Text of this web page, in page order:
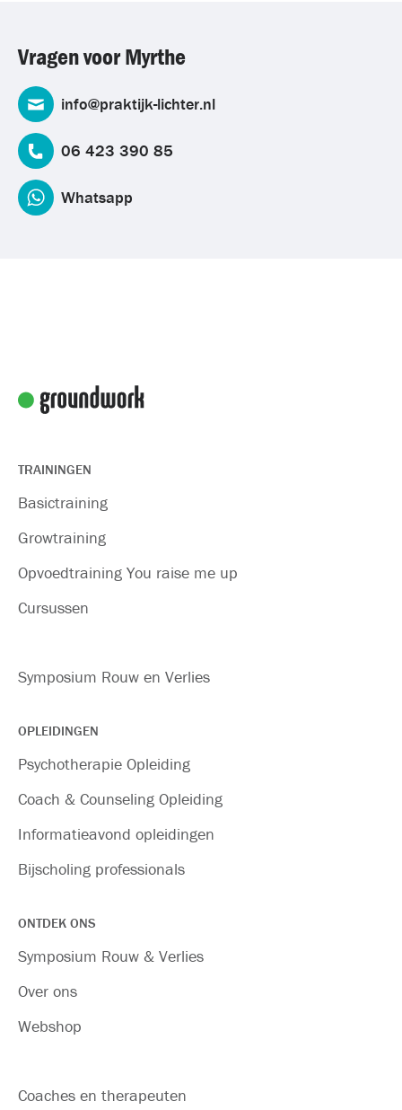
Vragen voor Myrthe
info@praktijk-lichter.nl
06 423 390 85
Whatsapp
TRAININGEN
Basictraining
Growtraining
Opvoedtraining You raise me up
Cursussen
Symposium Rouw en Verlies
OPLEIDINGEN
Psychotherapie Opleiding
Coach & Counseling Opleiding
Informatieavond opleidingen
Bijscholing professionals
ONTDEK ONS
Symposium Rouw & Verlies
Over ons
Webshop
Coaches en therapeuten